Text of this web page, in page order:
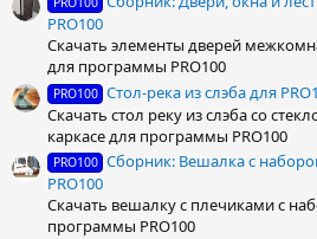
PRO100
Скачать элементы дверей
для программы PRO100
PRO100 Стол-река из слэба для
Скачать стол реку из слэба со
каркасе для программы PRO100
PRO100 Сборник: Вешалка с
PRO100
Скачать вешалку с плечиками с
программы PRO100